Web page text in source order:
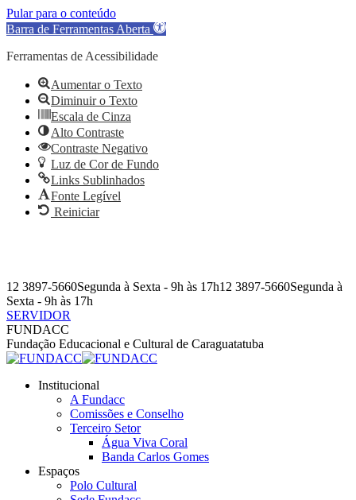
Pular para o conteúdo
Barra de Ferramentas Aberta
Ferramentas de Acessibilidade
Aumentar o Texto
Diminuir o Texto
Escala de Cinza
Alto Contraste
Contraste Negativo
Luz de Cor de Fundo
Links Sublinhados
Fonte Legível
Reiniciar
conteúdo
12 3897-5660Segunda à Sexta - 9h às 17h12 3897-5660Segunda à
Sexta - 9h às 17h
SERVIDOR
Facebook
page
opens
new
Instagram
page
opens
new
YouTube
page
opens
new
Facebook
page
opens
new
Instagram
page
opens
new
YouTube
page
opens
new
FUNDACC
Fundação Educacional e Cultural de Caraguatatuba
Institucional
A Fundacc
Comissões e Conselho
Terceiro Setor
Água Viva Coral
Banda Carlos Gomes
Espaços
Polo Cultural